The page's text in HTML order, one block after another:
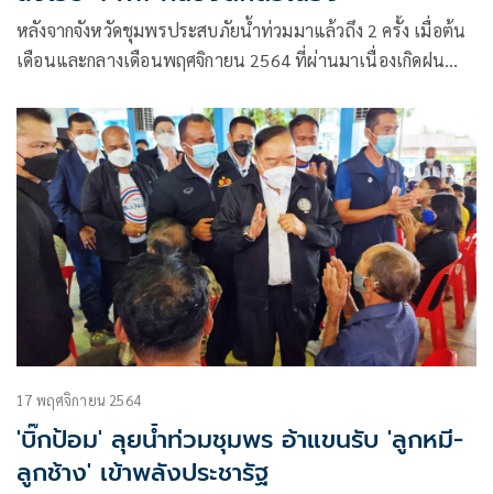
หลังจากจังหวัดชุมพรประสบภัยน้ำท่วมมาแล้วถึง 2 ครั้ง เมื่อต้น
เดือนและกลางเดือนพฤศจิกายน 2564 ที่ผ่านมาเนื่องเกิดฝน
17 พฤศจิกายน 2564
'บิ๊กป้อม' ลุยน้ำท่วมชุมพร อ้าแขนรับ 'ลูกหมี-
ลูกช้าง' เข้าพลังประชารัฐ